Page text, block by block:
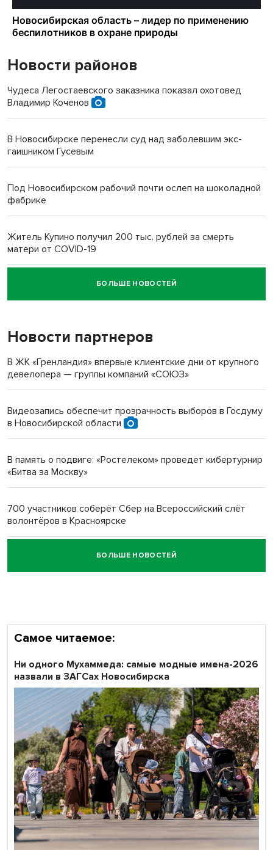
Новости районов
Чудеса Легостаевского заказника показал охотовед
Владимир Коченов
В Новосибирске перенесли суд над заболевшим экс-
гаишником Гусевым
Под Новосибирском рабочий почти ослеп на шоколадной
фабрике
Житель Купино получил 200 тыс. рублей за смерть
матери от COVID-19
Новосибирский суд наказал водителя за смерть
пенсионерки на вокзале
«Мы живём на пастбище!»: в новосибирском селе лошади
терроризируют жителей
Инвалид получил условный срок за избиение врачей
Новосибирский преподаватель с женой вошли в топ-16
Обновлённое отделение ВТБ открылось в Искитиме
БОЛЬШЕ НОВОСТЕЙ
Новости партнеров
В ЖК «Гренландия» впервые клиентские дни от крупного
девелопера — группы компаний «СОЮЗ»
Видеозапись обеспечит прозрачность выборов в Госдуму
в Новосибирской области
В память о подвиге: «Ростелеком» проведет кибертурнир
«Битва за Москву»
700 участников соберёт Сбер на Всероссийский слёт
волонтёров в Красноярске
Честный выбор: видеонаблюдение обеспечит
объективность результатов ЕДГ в Новосибирской
БОЛЬШЕ НОВОСТЕЙ
Самое читаемое:
Ни одного Мухаммеда: самые модные имена-2026
назвали в ЗАГСах Новосибирска